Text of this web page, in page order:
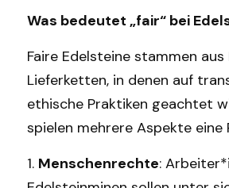
Was bedeutet „fair“ bei
Faire Edelsteine stammen aus
Lieferketten, in denen auf
ethische Praktiken geachtet
spielen mehrere Aspekte eine
1. Menschenrechte: